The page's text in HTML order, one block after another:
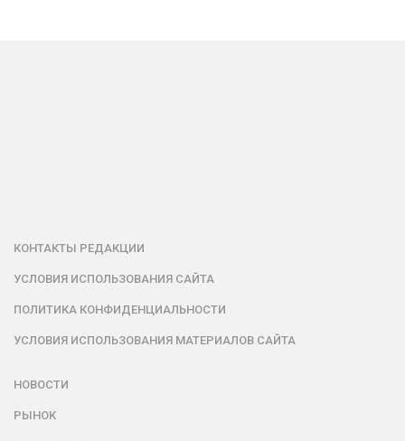
КОНТАКТЫ РЕДАКЦИИ
УСЛОВИЯ ИСПОЛЬЗОВАНИЯ САЙТА
ПОЛИТИКА КОНФИДЕНЦИАЛЬНОСТИ
УСЛОВИЯ ИСПОЛЬЗОВАНИЯ МАТЕРИАЛОВ САЙТА
НОВОСТИ
РЫНОК